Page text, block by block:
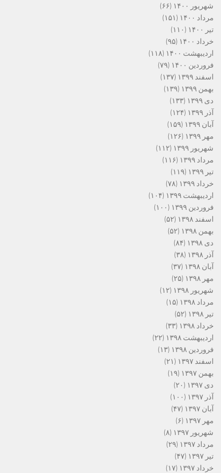
شهریور ۱۴۰۰
(۶۶)
مرداد ۱۴۰۰
(۱۵۱)
تیر ۱۴۰۰
(۱۱۰)
خرداد ۱۴۰۰
(۹۵)
اردیبهشت ۱۴۰۰
(۱۱۸)
فروردین ۱۴۰۰
(۷۹)
اسفند ۱۳۹۹
(۱۳۷)
بهمن ۱۳۹۹
(۱۳۹)
دی ۱۳۹۹
(۱۳۳)
آذر ۱۳۹۹
(۱۲۴)
آبان ۱۳۹۹
(۱۵۹)
مهر ۱۳۹۹
(۱۲۶)
شهریور ۱۳۹۹
(۱۱۲)
مرداد ۱۳۹۹
(۱۱۶)
تیر ۱۳۹۹
(۱۱۹)
خرداد ۱۳۹۹
(۷۸)
اردیبهشت ۱۳۹۹
(۱۰۴)
فروردین ۱۳۹۹
(۱۰۰)
اسفند ۱۳۹۸
(۵۲)
بهمن ۱۳۹۸
(۵۲)
دی ۱۳۹۸
(۸۴)
آذر ۱۳۹۸
(۳۸)
آبان ۱۳۹۸
(۳۷)
مهر ۱۳۹۸
(۲۵)
شهریور ۱۳۹۸
(۱۲)
مرداد ۱۳۹۸
(۱۵)
تیر ۱۳۹۸
(۵۲)
خرداد ۱۳۹۸
(۳۳)
اردیبهشت ۱۳۹۸
(۲۲)
فروردین ۱۳۹۸
(۱۳)
اسفند ۱۳۹۷
(۲۱)
بهمن ۱۳۹۷
(۱۹)
دی ۱۳۹۷
(۲۰)
آذر ۱۳۹۷
(۱۰۰)
آبان ۱۳۹۷
(۴۷)
مهر ۱۳۹۷
(۶)
شهریور ۱۳۹۷
(۸)
مرداد ۱۳۹۷
(۲۹)
تیر ۱۳۹۷
(۴۷)
خرداد ۱۳۹۷
(۱۷)